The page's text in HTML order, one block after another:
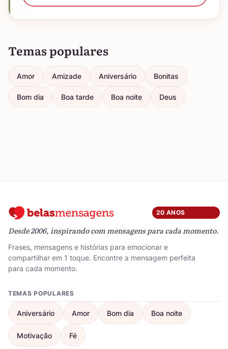
Temas populares
Amor Amizade Aniversário Bonitas
Bom dia Boa tarde Boa noite Deus
20 ANOS
Desde 2006, inspirando com mensagens para cada momento.
Frases, mensagens e histórias para emocionar e
compartilhar em 1 toque. Encontre a mensagem perfeita
para cada momento.
TEMAS POPULARES
Aniversário Amor Bom dia Boa noite
Motivação Fé